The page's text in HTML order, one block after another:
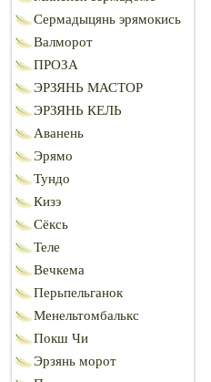
Сермадыцянь эрямокись
Валморот
ПРОЗА
ЭРЗЯНЬ МАСТОР
ЭРЗЯНЬ КЕЛЬ
Аванень
Эрямо
Тундо
Кизэ
Сёксь
Теле
Вечкема
Перьпельганок
Менельтомбалькс
Покш Чи
Эрзянь морот